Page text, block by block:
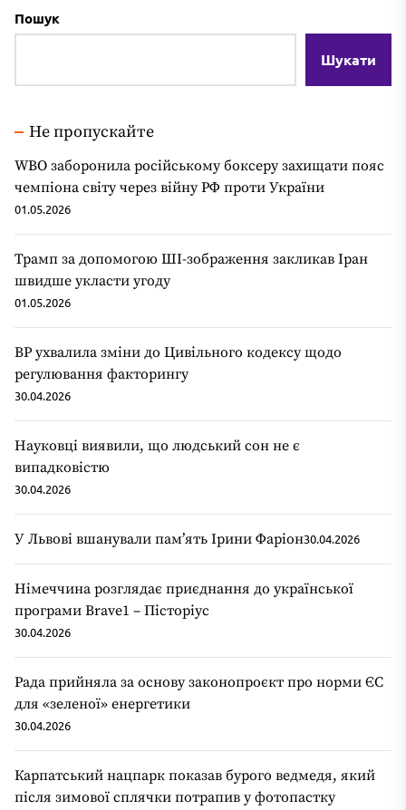
Пошук
Шукати
Не пропускайте
WBO заборонила російському боксеру захищати пояс
чемпіона світу через війну РФ проти України
01.05.2026
Трамп за допомогою ШІ-зображення закликав Іран
швидше укласти угоду
01.05.2026
ВР ухвалила зміни до Цивільного кодексу щодо
регулювання факторингу
30.04.2026
Науковці виявили, що людський сон не є
випадковістю
30.04.2026
У Львові вшанували пам’ять Ірини Фаріон30.04.2026
Німеччина розглядає приєднання до української
програми Brave1 – Пісторіус
30.04.2026
Рада прийняла за основу законопроєкт про норми ЄС
для «зеленої» енергетики
30.04.2026
Карпатський нацпарк показав бурого ведмедя, який
після зимової сплячки потрапив у фотопастку